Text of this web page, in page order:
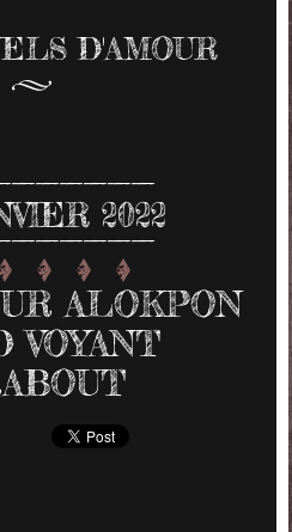
D'AMOUR
2022
ALOKPON
VOYANT